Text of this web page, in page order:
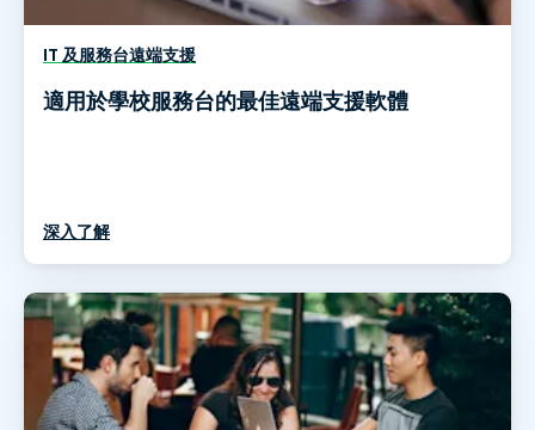
IT 及服務台遠端支援
適用於學校服務台的最佳遠端支援軟體
深入了解